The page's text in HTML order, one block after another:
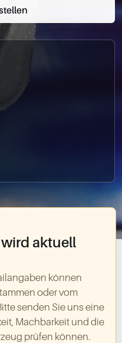
aktuell
können
oder vom
senden Sie uns eine
Machbarkeit und die
prüfen können.